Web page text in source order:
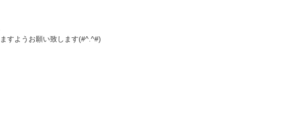
すようお願い致します(#^.^#)